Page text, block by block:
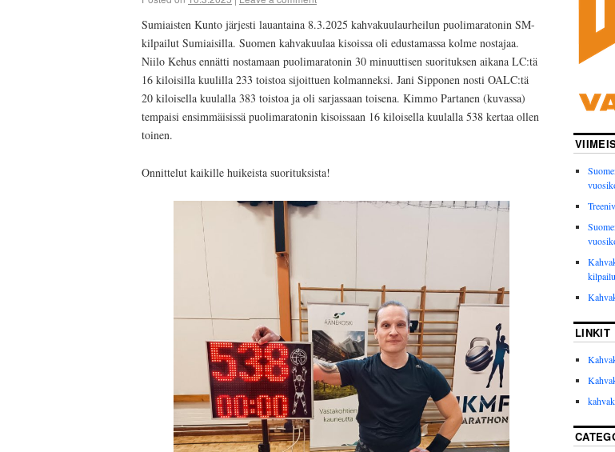
Sumiaisten Kunto järjesti lauantaina 8.3.2025 kahvakuulaurheilun puolimaratonin SM-
kilpailut Sumiaisilla. Suomen kahvakuulaa kisoissa oli edustamassa kolme nostajaa.
Niilo Kehus ennätti nostamaan puolimaratonin 30 minuuttisen suorituksen aikana LC:tä
16 kiloisilla kuulilla 233 toistoa sijoittuen kolmanneksi. Jani Sipponen nosti OALC:tä
20 kiloisella kuulalla 383 toistoa ja oli sarjassaan toisena. Kimmo Partanen (kuvassa)
tempaisi ensimmäisissä puolimaratonin kisoissaan 16 kiloisella kuulalla 538 kertaa ollen
toinen.
Onnittelut kaikille huikeista suorituksista!
LINKIT